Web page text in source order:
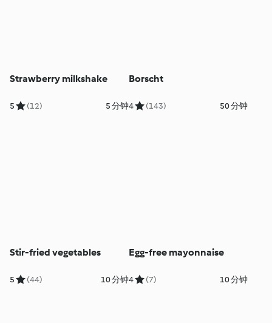
Strawberry milkshake
5 (12) 5 分钟
Borscht
4 (143) 50 分钟
Stir-fried vegetables
5 (44) 10 分钟
Egg-free mayonnaise
4 (7) 10 分钟